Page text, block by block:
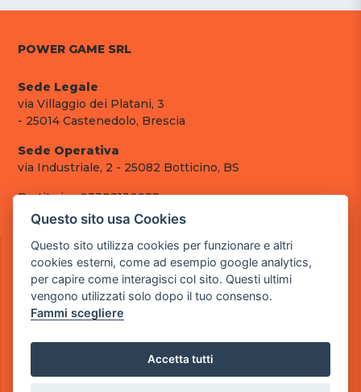
POWER GAME SRL
Sede Legale
via Villaggio dei Platani, 3
- 25014 Castenedolo, Brescia
Sede Operativa
via Industriale, 2 - 25082 Botticino, BS
Partita iva 03308130982
Cod. SDI: RMRCWXR
CONTATTI
e-mail: info@powergame.it
tel.: +39 030 376 2377
tel.: +39 030 336 6259
pec: powergamesrl@legalmail.it
LINK UTILI
Informazioni generali
Questo sito usa Cookies
Questo sito utilizza cookies per funzionare e altri
cookies esterni, come ad esempio google analytics,
per capire come interagisci col sito. Questi ultimi
vengono utilizzati solo dopo il tuo consenso.
Fammi scegliere
Accetta tutti